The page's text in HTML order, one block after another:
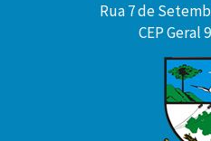
Rua 7 de
CEP Geral